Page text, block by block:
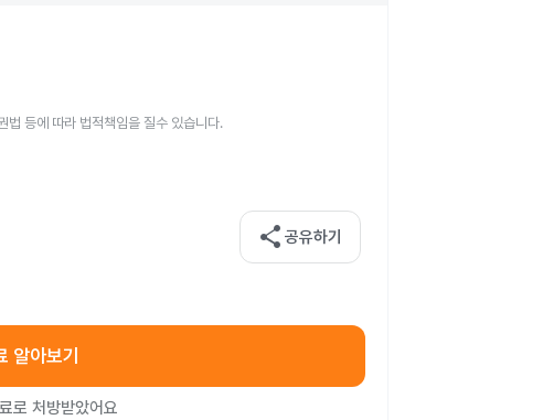
법 등에 따라 법적책임을 질수 있습니다.
share 공유하기
알아보기
로 처방받았어요